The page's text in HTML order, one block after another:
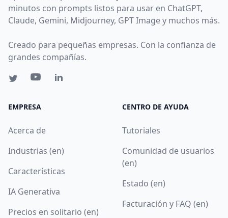
minutos con prompts listos para usar en ChatGPT,
Claude, Gemini, Midjourney, GPT Image y muchos más.
Creado para pequeñas empresas. Con la confianza de
grandes compañías.
EMPRESA
Acerca de
Industrias (en)
Características
IA Generativa
Precios en solitario (en)
CENTRO DE AYUDA
Tutoriales
Comunidad de usuarios
(en)
Estado (en)
Facturación y FAQ (en)